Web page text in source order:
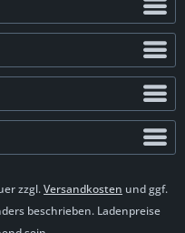
zzgl.Versandkosten und ggf.
beschrieben. Ladenpreise